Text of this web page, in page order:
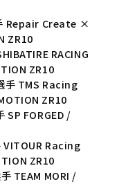
Repair Create ×
ZR10
RACING
ZR10
手 TMS Racing
ZR10
SP FORGED /
VITOUR Racing
ZR10
TEAM MORI /